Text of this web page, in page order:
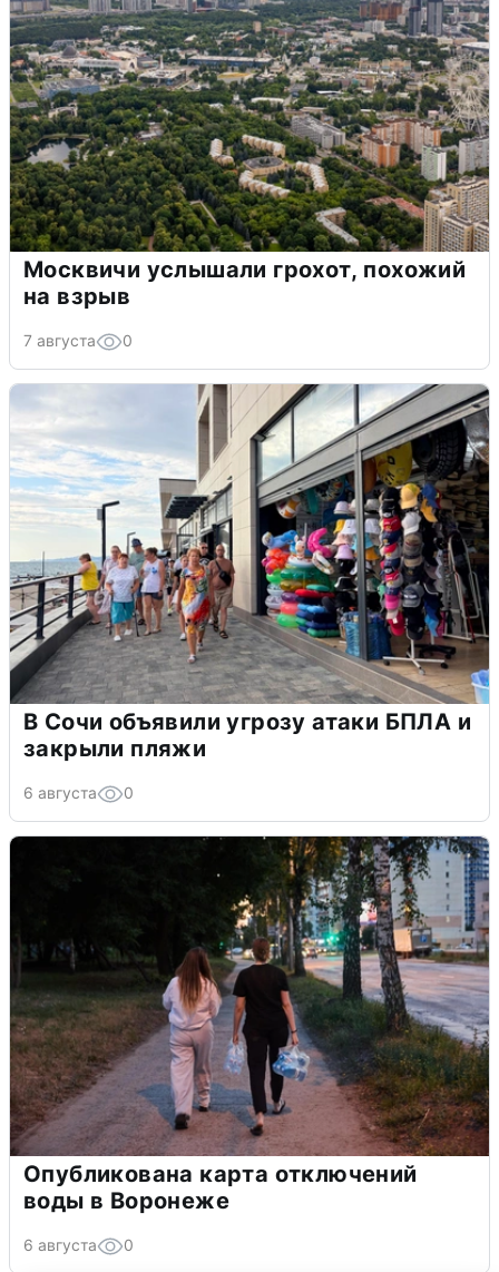
Москвичи услышали грохот, похожий
на взрыв
7 августа 0
В Сочи объявили угрозу атаки БПЛА и
закрыли пляжи
6 августа 0
Опубликована карта отключений
воды в Воронеже
6 августа 0